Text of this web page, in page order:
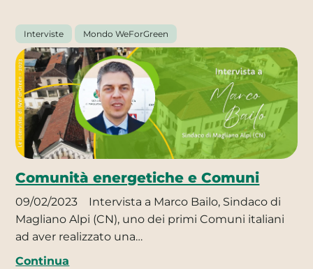
Interviste Mondo WeForGreen
Comunità energetiche e Comuni
09/02/2023
Intervista a Marco Bailo, Sindaco di
Magliano Alpi (CN), uno dei primi Comuni italiani
ad aver realizzato una…
Continua